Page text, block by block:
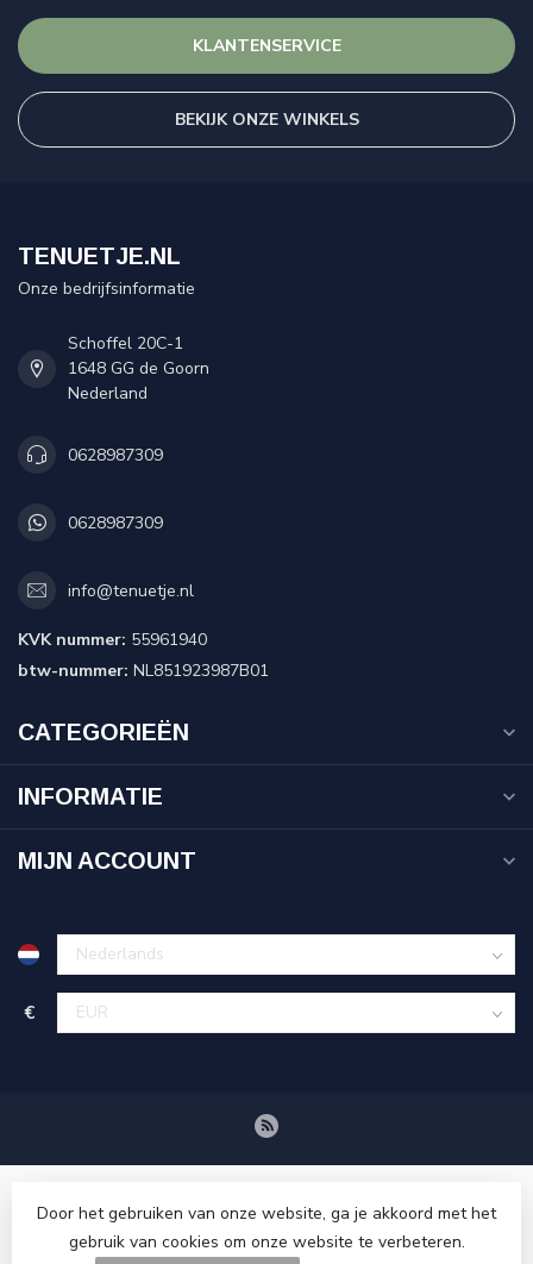
KLANTENSERVICE
BEKIJK ONZE WINKELS
TENUETJE.NL
Onze bedrijfsinformatie
Schoffel 20C-1
1648 GG de Goorn
Nederland
0628987309
0628987309
info@tenuetje.nl
KVK nummer: 55961940
btw-nummer: NL851923987B01
CATEGORIEËN
INFORMATIE
MIJN ACCOUNT
€
Door het gebruiken van onze website, ga je akkoord met het
gebruik van cookies om onze website te verbeteren.